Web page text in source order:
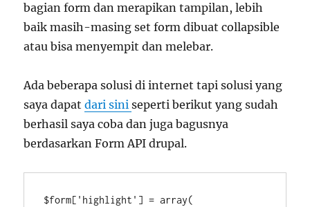
bagian form dan merapikan tampilan, lebih
baik masih-masing set form dibuat collapsible
atau bisa menyempit dan melebar.
Ada beberapa solusi di internet tapi solusi yang
saya dapatdari siniseperti berikut yang sudah
berhasil saya coba dan juga bagusnya
berdasarkan Form API drupal.
$form['highlight'] = array(